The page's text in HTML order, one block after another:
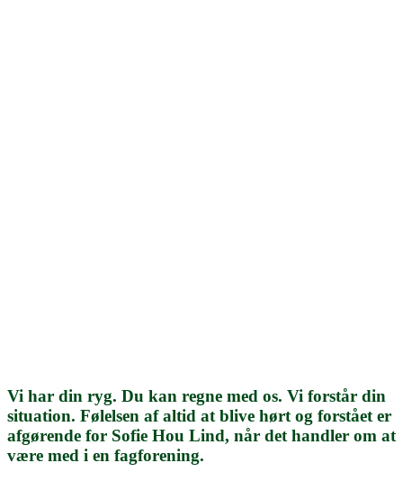
Vi har din ryg. Du kan regne med os. Vi forstår din
situation. Følelsen af altid at blive hørt og forstået er
afgørende for Sofie Hou Lind, når det handler om at
være med i en fagforening.